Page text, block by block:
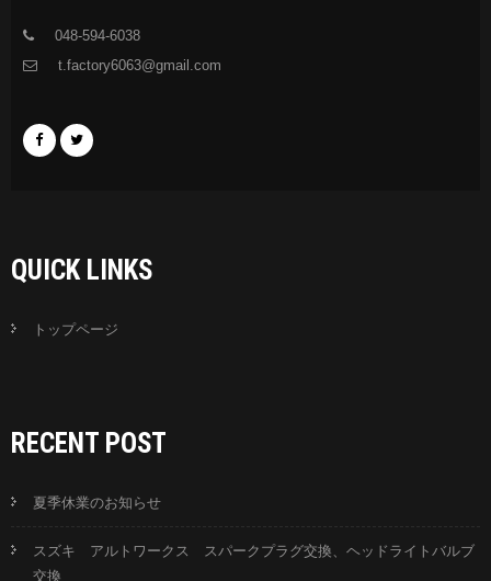
048-594-6038
t.factory6063@gmail.com
QUICK LINKS
トップページ
RECENT POST
夏季休業のお知らせ
スズキ アルトワークス スパークプラグ交換、ヘッドライトバルブ
交換